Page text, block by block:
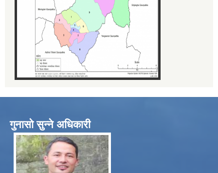
गुनासो सुन्ने अधिकारी